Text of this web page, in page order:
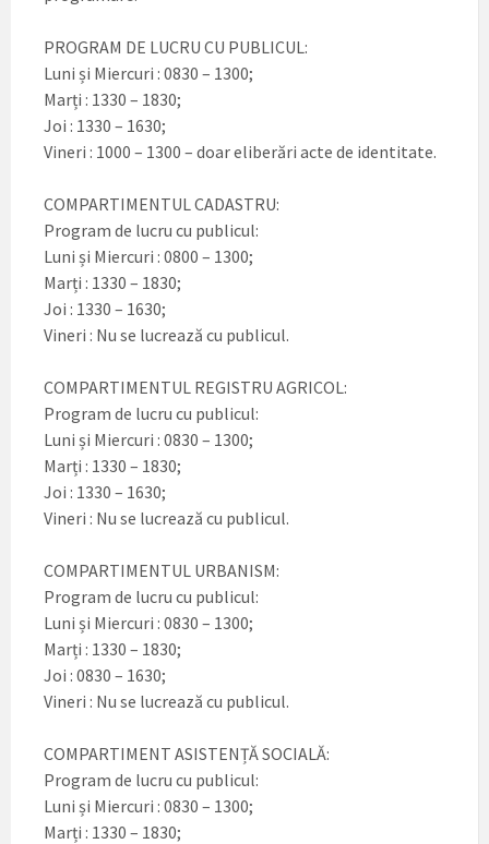
PROGRAM DE LUCRU CU PUBLICUL:
Luni și Miercuri : 0830 – 1300;
Marți : 1330 – 1830;
Joi : 1330 – 1630;
Vineri : 1000 – 1300 – doar eliberări acte de identitate.
COMPARTIMENTUL CADASTRU:
Program de lucru cu publicul:
Luni și Miercuri : 0800 – 1300;
Marți : 1330 – 1830;
Joi : 1330 – 1630;
Vineri : Nu se lucrează cu publicul.
COMPARTIMENTUL REGISTRU AGRICOL:
Program de lucru cu publicul:
Luni și Miercuri : 0830 – 1300;
Marți : 1330 – 1830;
Joi : 1330 – 1630;
Vineri : Nu se lucrează cu publicul.
COMPARTIMENTUL URBANISM:
Program de lucru cu publicul:
Luni și Miercuri : 0830 – 1300;
Marți : 1330 – 1830;
Joi : 0830 – 1630;
Vineri : Nu se lucrează cu publicul.
COMPARTIMENT ASISTENȚĂ SOCIALĂ:
Program de lucru cu publicul:
Luni și Miercuri : 0830 – 1300;
Marți : 1330 – 1830;